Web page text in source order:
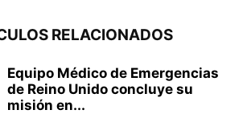
RELACIONADOS
Equipo Médico de Emergencias
de Reino Unido concluye su
misión en...